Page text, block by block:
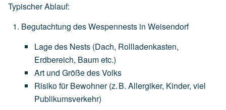
Typischer Ablauf:
Begutachtung des Wespennests in Weisendorf
Lagedes Nests (Dach, Rollladenkasten,
Erdbereich, Baumetc.)
Art und GrößedesVolks
Risikofür Bewohner (z.B. Allergiker, Kinder, viel
Publikumsverkehr)